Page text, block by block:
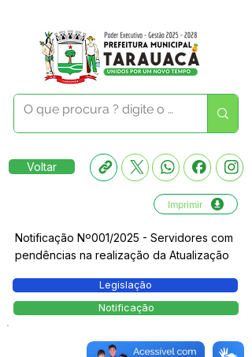
Voltar
Imprimir
Notificação Nº001/2025 - Servidores com
pendências na realização da Atualização
Legislação
Notificação
Número do Diário: